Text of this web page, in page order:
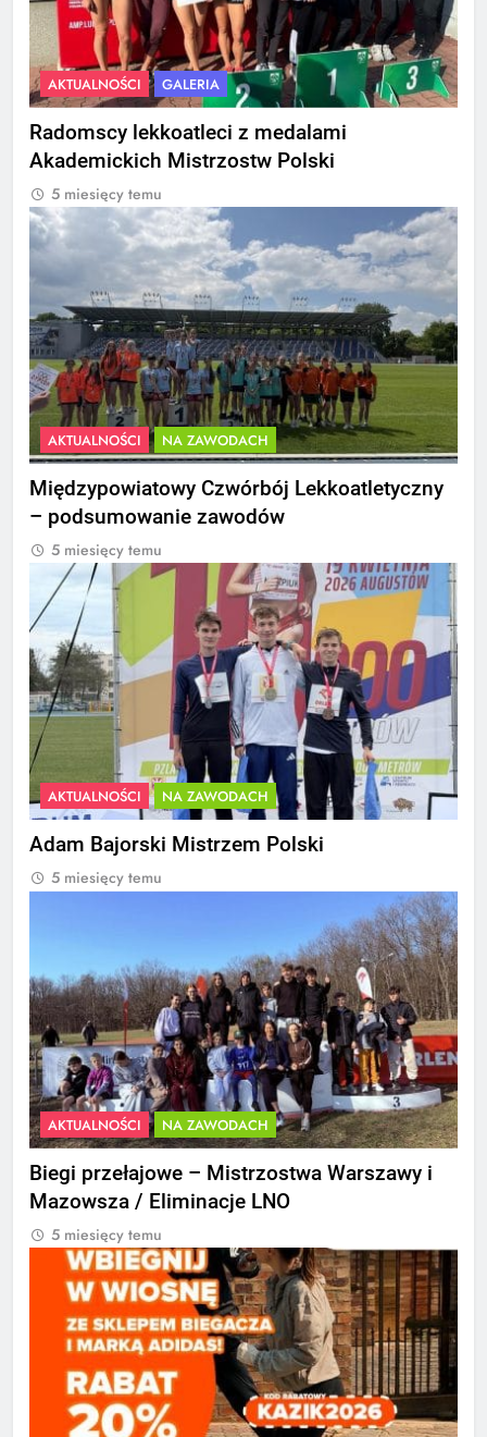
AKTUALNOŚCI GALERIA
Radomscy lekkoatleci z medalami
Akademickich Mistrzostw Polski
5 miesięcy temu
AKTUALNOŚCI NA ZAWODACH
Międzypowiatowy Czwórbój Lekkoatletyczny
– podsumowanie zawodów
5 miesięcy temu
AKTUALNOŚCI NA ZAWODACH
Adam Bajorski Mistrzem Polski
5 miesięcy temu
AKTUALNOŚCI NA ZAWODACH
Biegi przełajowe – Mistrzostwa Warszawy i
Mazowsza / Eliminacje LNO
5 miesięcy temu